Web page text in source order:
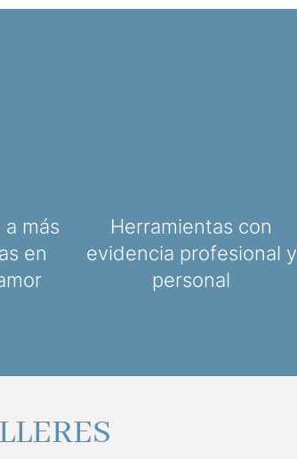
más
en
Herramientas con
evidencia profesional y
personal